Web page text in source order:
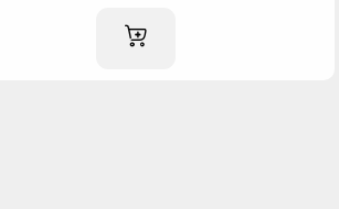
IM WARENKORB